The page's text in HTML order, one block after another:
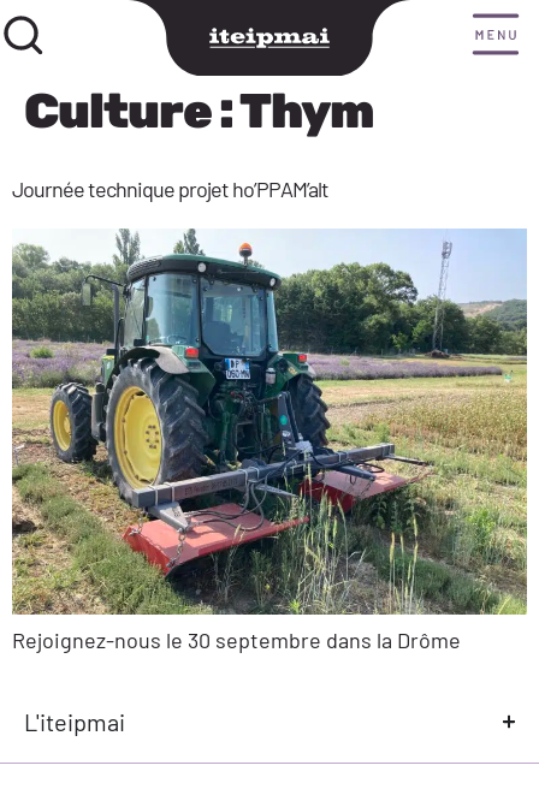
Culture :Thym
Journée technique projet ho’PPAM’alt
Rejoignez-nous le 30 septembre dans la Drôme
L'iteipmai